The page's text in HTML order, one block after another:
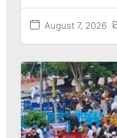
August 7, 2026